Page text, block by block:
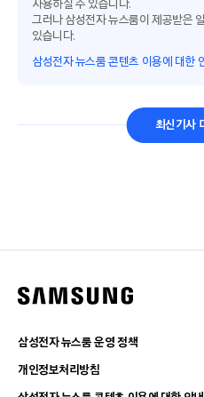
사용하실 수 있습니다.
그러나 삼성전자 뉴스룸이 제공받은
있습니다.
삼성전자 뉴스룸 콘텐츠 이용에 대한
최신기사
삼성전자 뉴스룸 운영 정책
개인정보처리방침